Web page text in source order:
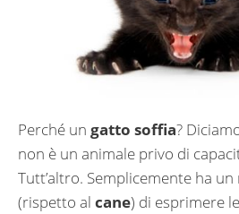
Perché un gatto soffia?
non è un animale privo di
Tutt’altro. Semplicemente ha
(rispetto al cane) di esprimere